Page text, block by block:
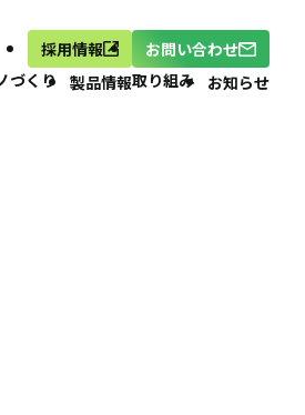
づくり 製品情報取り組み お知らせ
採用情報 お問い合わせ